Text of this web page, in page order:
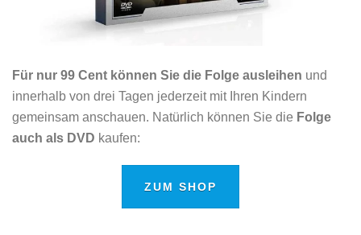
Für nur 99 Cent können Sie die Folge ausleihen und
innerhalb von drei Tagen jederzeit mit Ihren Kindern
gemeinsam anschauen. Natürlich können Sie die Folge
auch als DVD kaufen:
ZUM SHOP